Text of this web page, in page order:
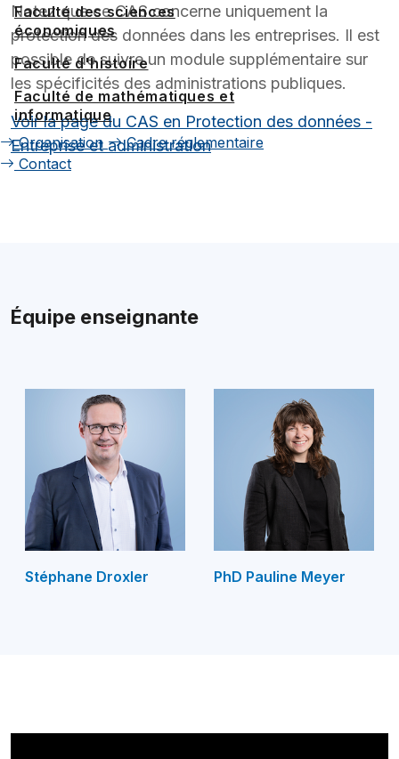
Faculté des sciences
économiques
Faculté d'histoire
Faculté de mathématiques et
informatique
Organisation
Cadre réglementaire
Contact
Notez que ce CAS concerne uniquement la
protection des données dans les entreprises. Il est
possible de suivre un module supplémentaire sur
les spécificités des administrations publiques.
Voir la page du CAS en Protection des données -
Entreprise et administration
Équipe enseignante
Stéphane Droxler PhD Pauline Meyer